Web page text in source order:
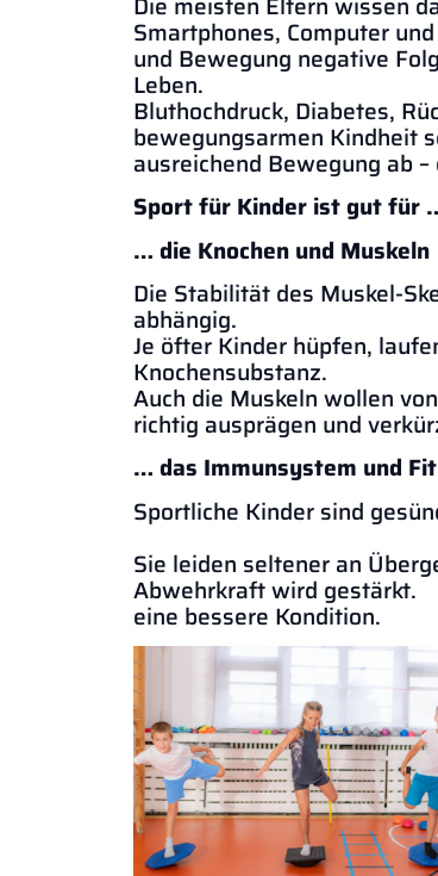
Smartphones, Computer
und Bewegung negative
Bluthochdruck, Diabetes,
ausreichend Bewegung ab
Sport für Kinder ist gut für
… die Knochen und Muskeln
Die Stabilität des Muskel-
Je öfter Kinder hüpfen,
Auch die Muskeln wollen
richtig ausprägen und
… das Immunsystem und
Sportliche Kinder sind
Sie leiden seltener an
Abwehrkraft
eine bessere Kondition.